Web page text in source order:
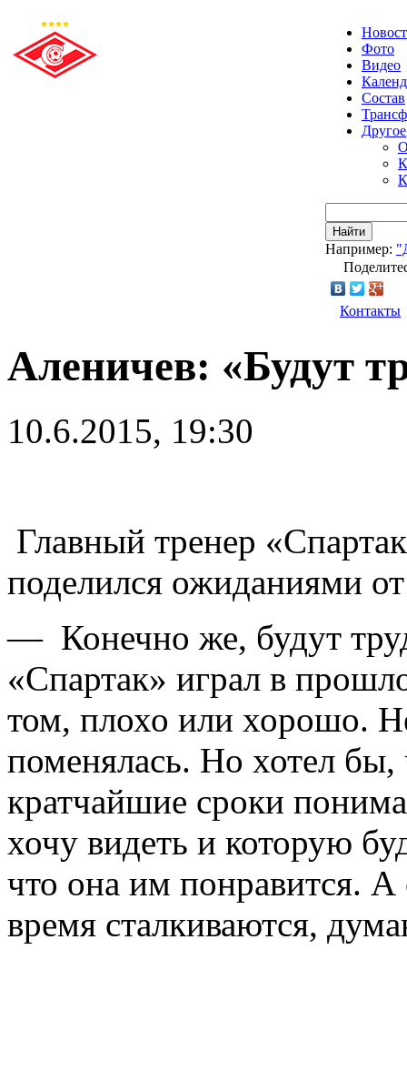
Фото
Видео
Состав
Другое
Найти
Например:
Контакты
Аленичев: «Будут
10.6.2015, 19:30
Главный тренер
поделился ожиданиями
— Конечно же, будут
«Спартак» играл в
том, плохо или хорошо.
поменялась. Но хотел
кратчайшие сроки
хочу видеть и которую
что она им понравится. А
время сталкиваются,